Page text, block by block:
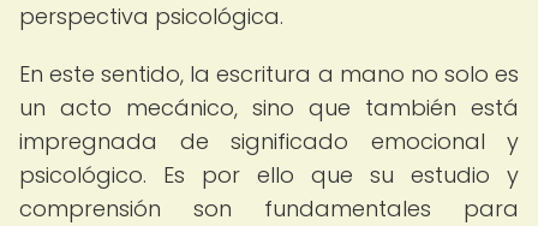
perspectiva psicológica.
En este sentido, la escritura a mano no solo es
un acto mecánico, sino que también está
impregnada de significado emocional y
psicológico. Es por ello que su estudio y
comprensión son fundamentales para